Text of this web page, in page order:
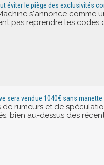
éviter le piège des exclusivités
s'annonce comme
pas reprendre les codes
sera vendue 1040€ sans
de rumeurs et de
bien au-dessus des